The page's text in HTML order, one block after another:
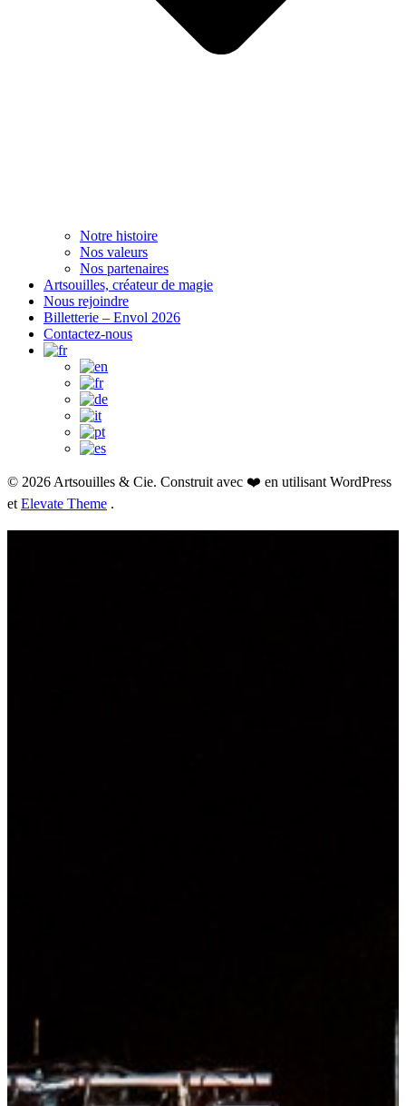
Notre histoire
Nos valeurs
Nos partenaires
Artsouilles, créateur de magie
Nous rejoindre
Billetterie – Envol 2026
Contactez-nous
© 2026 Artsouilles & Cie. Construit avec ❤️ en utilisant WordPress
et Elevate Theme .